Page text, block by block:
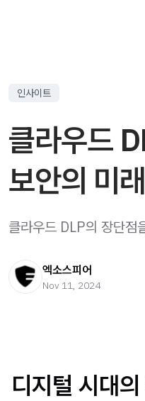
인사이트
클라우드
보안의 미래
클라우드 DLP의 장단점
엑소스피어
Nov 11, 2024
디지털 시대